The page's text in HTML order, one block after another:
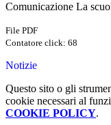
Comunicazione La
File PDF
Contatore click: 68
Notizie
Questo sito o gli
cookie necessari al
COOKIE POLICY.